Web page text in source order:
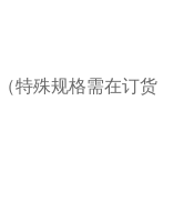
特殊规格需在订货